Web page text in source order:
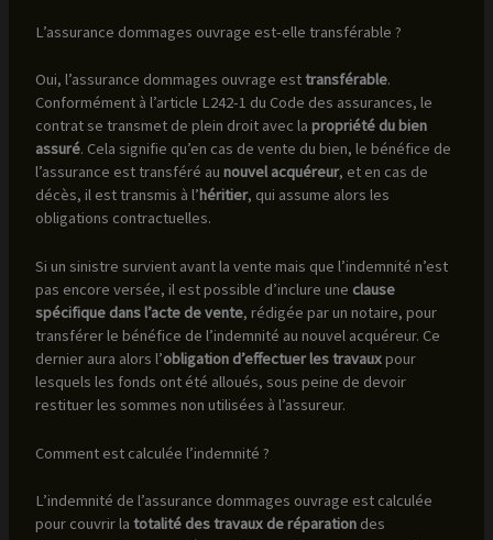
L’assurance dommages ouvrage est-elle transférable ?
Oui, l’assurance dommages ouvrage esttransférable.
Conformément à l’article L242-1 du Code des assurances, le
contrat se transmet de plein droit avec la propriété du bien
assuré. Cela signifie qu’en cas de vente du bien, le bénéfice de
l’assurance est transféré au nouvel acquéreur, et en cas de
décès, il est transmis à l’héritier, qui assume alors les
obligations contractuelles.
Si un sinistre survient avant la vente mais que l’indemnité n’est
pas encore versée, il est possible d’inclure une clause
spécifique dans l’acte de vente, rédigée par un notaire, pour
transférer le bénéfice de l’indemnité au nouvel acquéreur. Ce
dernier aura alors l’obligation d’effectuer les travauxpour
lesquels les fonds ont été alloués, sous peine de devoir
restituer les sommes non utilisées à l’assureur.
Comment est calculée l’indemnité ?
L’indemnité de l’assurance dommages ouvrage est calculée
pour couvrir la totalité des travaux de réparationdes